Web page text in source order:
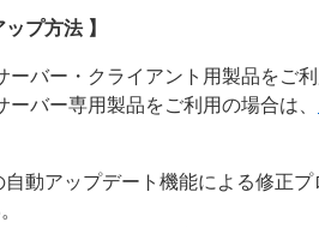
プ方法 】
ーバー・クライアント用製品をご
ーバー専用製品をご利用の場合は、
動アップデート機能による修正